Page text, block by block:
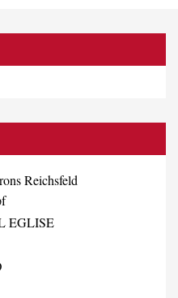
Reichsfeld
EGLISE